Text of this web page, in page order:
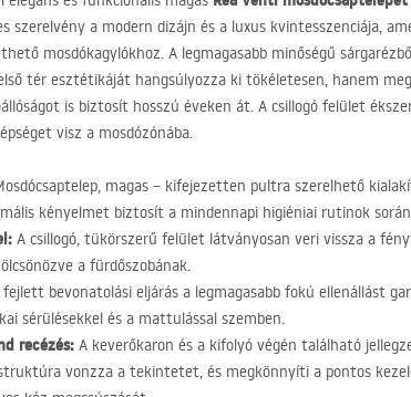
szerelvény a modern dizájn és a luxus kvintesszenciája,
mosdókagylókhoz. A legmagasabb minőségű
tér esztétikáját hangsúlyozza ki tökéletesen, hanem
is biztosít hosszú éveken át. A csillogó felület
visz a mosdózónába.
magas – kifejezetten pultra szerelhető
kényelmet biztosít a mindennapi higiéniai rutinok
A csillogó, tükörszerű felület látványosan veri vissza a
a fürdőszobának.
fejlett bevonatolási eljárás a legmagasabb fokú ellenállást
sérülésekkel és a mattulással szemben.
recézés: A keverőkaron és a kifolyó végén található
vonzza a tekintetet, és megkönnyíti a pontos